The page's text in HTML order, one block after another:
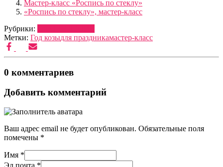
Мастер-класс «Роспись по стеклу»
«Роспись по стеклу», мастер-класс
Рубрики:
Метки: Год козыдля праздникамастер-класс
0 комментариев
Добавить комментарий
Ваш адрес email не будет опубликован. Обязательные поля
помечены *
Имя *
Эл.почта *